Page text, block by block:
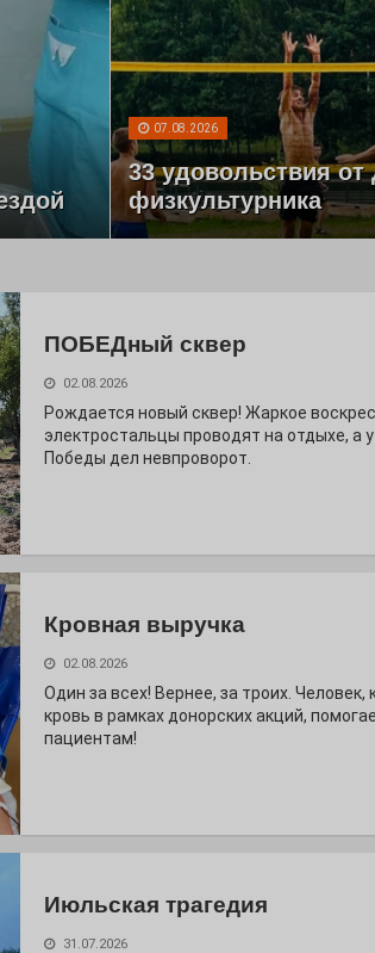
07.08.2026
33 удовольствия от
физкультурника
ПОБЕДный сквер
02.08.2026
Рождается новый сквер! Жаркое
электростальцы проводят на отдыхе, а
Победы дел невпроворот.
Кровная выручка
02.08.2026
Один за всех! Вернее, за троих. Человек,
кровь в рамках донорских акций,
пациентам!
Июльская трагедия
31.07.2026